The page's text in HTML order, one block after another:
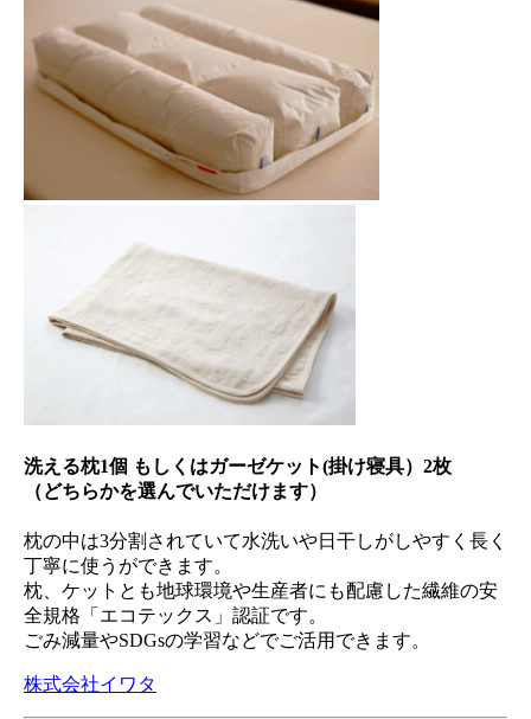
洗える枕1個 もしくはガーゼケット(掛け寝具）2枚
（どちらかを選んでいただけます）
枕の中は3分割されていて水洗いや日干しがしやすく長く
丁寧に使うができます。
枕、ケットとも地球環境や生産者にも配慮した繊維の安
全規格「エコテックス」認証です。
ごみ減量やSDGsの学習などでご活用できます。
株式会社イワタ